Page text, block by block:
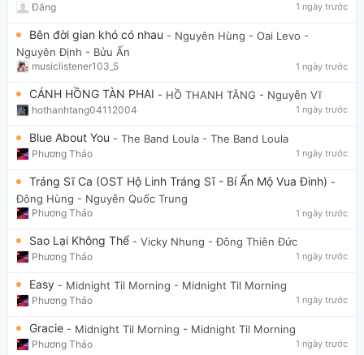
Đăng 1 ngày trước
Bên đời gian khó có nhau - Nguyên Hùng - Oai Levo -
Nguyên Định - Bửu Ấn
musiclistener103_5 1 ngày trước
CÁNH HỒNG TÀN PHAI - HỒ THANH TĂNG - Nguyễn Vĩ
hothanhtang04112004 1 ngày trước
Blue About You - The Band Loula - The Band Loula
Phương Thảo 1 ngày trước
Tráng Sĩ Ca (OST Hộ Linh Tráng Sĩ - Bí Ẩn Mộ Vua Đinh) -
Đông Hùng - Nguyễn Quốc Trung
Phương Thảo 1 ngày trước
Sao Lại Không Thể - Vicky Nhung - Đông Thiên Đức
Phương Thảo 1 ngày trước
Easy - Midnight Til Morning - Midnight Til Morning
Phương Thảo 1 ngày trước
Gracie - Midnight Til Morning - Midnight Til Morning
Phương Thảo 1 ngày trước